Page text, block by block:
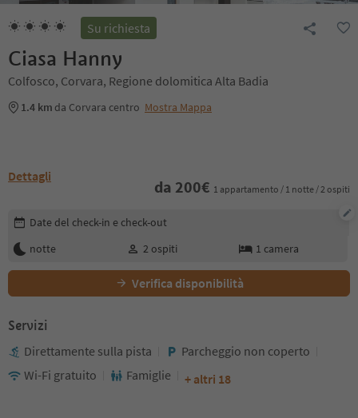
Su richiesta
Ciasa Hanny
Colfosco, Corvara, Regione dolomitica Alta Badia
1.4 km da Corvara centro Mostra Mappa
Dettagli
da 200€ 1 appartamento / 1 notte / 2 ospiti
Modifica i dettagli della prenotazione
Date del check-in e check-out
notte
2 ospiti 1 camera
Verifica disponibilità
Servizi
Direttamente sulla pista
Parcheggio non coperto
Wi-Fi gratuito
Famiglie + altri 18